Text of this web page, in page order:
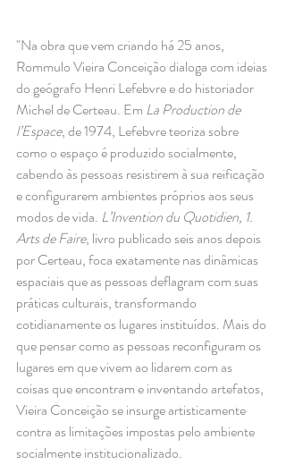
"Na obra que vem criando há 25 anos,
Rommulo Vieira Conceição dialoga com ideias
do geógrafo Henri Lefebvre e do historiador
Michel de Certeau. Em La Production de
l’Espace, de 1974, Lefebvre teoriza sobre
como o espaço é produzido socialmente,
cabendo às pessoas resistirem à sua reificação
e configurarem ambientes próprios aos seus
modos de vida. L’Invention du Quotidien, 1.
Arts de Faire, livro publicado seis anos depois
por Certeau, foca exatamente nas dinâmicas
espaciais que as pessoas deflagram com suas
práticas culturais, transformando
cotidianamente os lugares instituídos. Mais do
que pensar como as pessoas reconfiguram os
lugares em que vivem ao lidarem com as
coisas que encontram e inventando artefatos,
Vieira Conceição se insurge artisticamente
contra as limitações impostas pelo ambiente
socialmente institucionalizado.